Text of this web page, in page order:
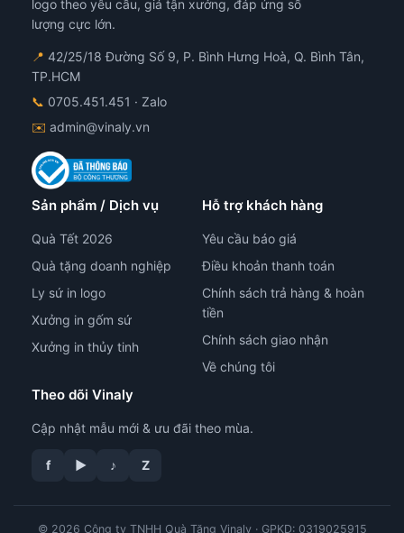
logo theo yêu cầu, giá tận xưởng, đáp ứng số
lượng cực lớn.
📍 42/25/18 Đường Số 9, P. Bình Hưng Hoà, Q. Bình Tân,
TP.HCM
📞 0705.451.451 · Zalo
✉️ admin@vinaly.vn
Sản phẩm / Dịch vụ
Quà Tết 2026
Quà tặng doanh nghiệp
Ly sứ in logo
Xưởng in gốm sứ
Xưởng in thủy tinh
Hỗ trợ khách hàng
Yêu cầu báo giá
Điều khoản thanh toán
Chính sách trả hàng & hoàn
tiền
Chính sách giao nhận
Về chúng tôi
Theo dõi Vinaly
Cập nhật mẫu mới & ưu đãi theo mùa.
f ▶ ♪ Z
© 2026 Công ty TNHH Quà Tặng Vinaly · GPKD: 0319025915